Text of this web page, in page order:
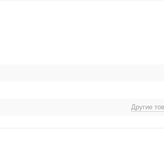
Другие